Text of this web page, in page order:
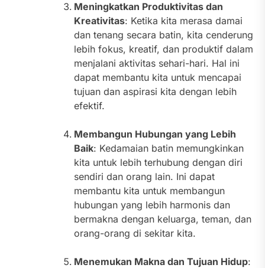
Meningkatkan Produktivitas dan
Kreativitas: Ketika kita merasa damai
dan tenang secara batin, kita cenderung
lebih fokus, kreatif, dan produktif dalam
menjalani aktivitas sehari-hari. Hal ini
dapat membantu kita untuk mencapai
tujuan dan aspirasi kita dengan lebih
efektif.
Membangun Hubungan yang Lebih
Baik: Kedamaian batin memungkinkan
kita untuk lebih terhubung dengan diri
sendiri dan orang lain. Ini dapat
membantu kita untuk membangun
hubungan yang lebih harmonis dan
bermakna dengan keluarga, teman, dan
orang-orang di sekitar kita.
Menemukan Makna dan Tujuan Hidup: